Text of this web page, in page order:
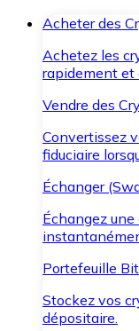
Acheter des
Achetez les
rapidement et
Vendre des
Convertissez
fiduciaire
Échanger
Échangez
Portefeuille
Stockez vos
dépositaire.